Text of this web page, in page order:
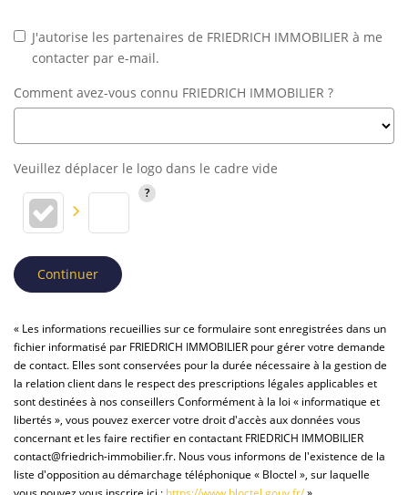
J'autorise les partenaires de FRIEDRICH IMMOBILIER à me
contacter par e-mail.
Comment avez-vous connu FRIEDRICH IMMOBILIER ?
Veuillez déplacer le logo dans le cadre vide
Continuer
« Les informations recueillies sur ce formulaire sont enregistrées dans un
fichier informatisé par FRIEDRICH IMMOBILIER pour gérer votre demande
de contact. Elles sont conservées pour la durée nécessaire à la gestion de
la relation client dans le respect des prescriptions légales applicables et
sont destinées à nos conseillers Conformément à la loi « informatique et
libertés », vous pouvez exercer votre droit d'accès aux données vous
concernant et les faire rectifier en contactant FRIEDRICH IMMOBILIER
contact@friedrich-immobilier.fr. Nous vous informons de l'existence de la
liste d'opposition au démarchage téléphonique « Bloctel », sur laquelle